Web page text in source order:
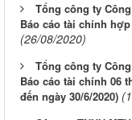
Tổng công ty
Báo cáo tài chính
(26/08/2020)
Tổng công ty
Báo cáo tài chính 06
đến ngày 30/6/2020)